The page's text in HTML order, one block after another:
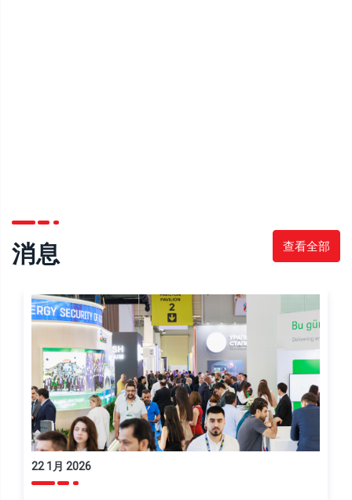
消息 查看全部
22 1月 2026